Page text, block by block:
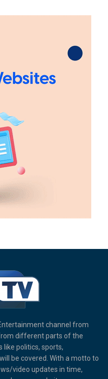
channel from
different parts of the
politics, sports,
be covered. With a motto to
video updates in time,